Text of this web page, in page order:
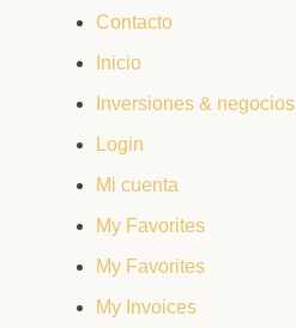
Contacto
Inicio
Inversiones & negocios
Login
Mi cuenta
My Favorites
My Favorites
My Invoices